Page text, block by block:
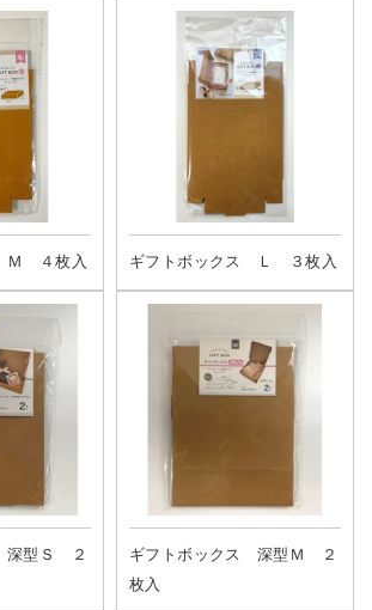
Ｍ ４枚入 ギフトボックス Ｌ ３枚入
深型Ｓ ２
ギフトボックス 深型Ｍ ２
枚入